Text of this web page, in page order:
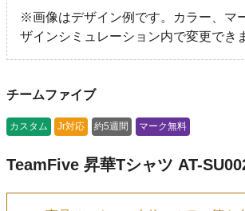
※画像はデザイン例です。カラー、マ
ザインシミュレーション内で変更でき
チームファイブ
カスタム Jr対応 約5週間 マーク無料
TeamFive 昇華Tシャツ AT-